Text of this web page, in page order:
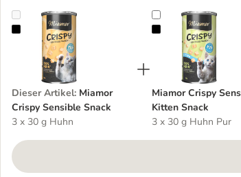
Miamor Crispy Sensible Snack
Dieser Artikel: Miamor
Crispy Sensible Snack
3 x 30 g Huhn
Miamor Crispy
Miamor Crispy
Kitten Snack
3 x 30 g Huhn Pur